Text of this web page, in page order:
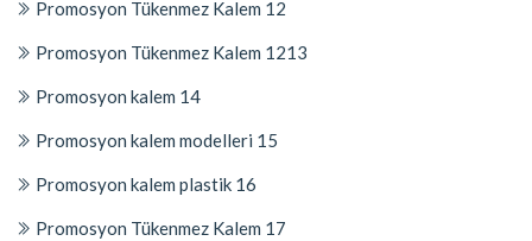
Promosyon Tükenmez Kalem 12
Promosyon Tükenmez Kalem 1213
Promosyon kalem 14
Promosyon kalem modelleri 15
Promosyon kalem plastik 16
Promosyon Tükenmez Kalem 17